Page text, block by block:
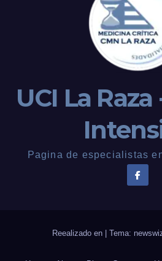
UCI La
Pagina de especialistas
Reealizado en Tema: